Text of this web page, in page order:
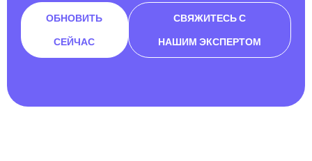
ОБНОВИТЬ
СЕЙЧАС
СВЯЖИТЕСЬ С
НАШИМ ЭКСПЕРТОМ